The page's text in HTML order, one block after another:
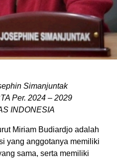
Simanjuntak
Per. 2024 – 2029
INDONESIA
Miriam Budiardjo adalah
yang anggotanya memiliki
sama, serta memiliki